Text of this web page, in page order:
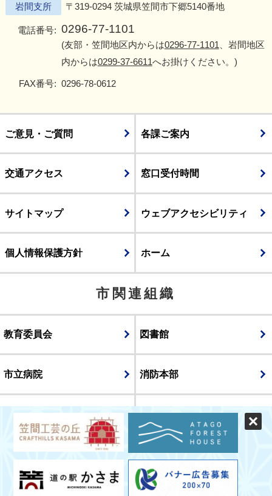
岩間支所 〒319-0294 茨城県笠間市下郷5140番地
電話番号: 0296-77-1101
(友部・笠間地区内からは0296-77-1101 、岩間地区
内からは0299-37-6611へお掛けください。)
FAX番号: 0296-78-0612
ご意見・ご質問 各課ご案内
交通アクセス 窓口受付時間
サイトマップ ウェブアクセシビリティ
個人情報保護方針 ホーム
市関連組織
教育委員会 図書館
市立病院 消防本部
議会
表示 スマートフォン版 パソコン版
© CITY OF KASAMA.